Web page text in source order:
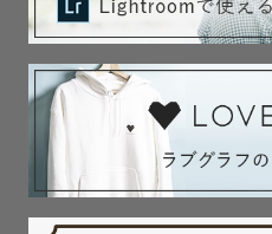
まごと切り取るのが得意です
が見てフフッとあたたかい気
プセルのようなお写真を目指
お子さまが撮られること自体
まわないように、一緒に遊び
ことを心がけております☺︎